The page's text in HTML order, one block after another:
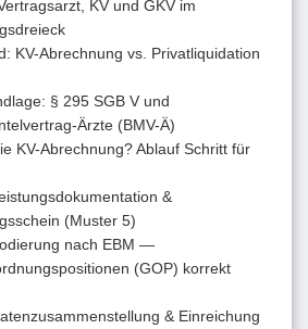
KV und GKV im
KV-Abrechnung vs. Privatliquidation
§ 295 SGB V und
Ärzte (BMV-Ä)
KV-Abrechnung? Ablauf Schritt für
&
(Muster 5)
nach EBM —
(GOP) korrekt
& Einreichung